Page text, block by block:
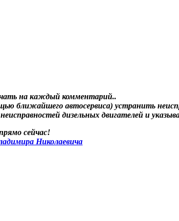
на каждый комментарий..
ближайшего автосервиса) устранить
дизельных двигателей и
сейчас!
Николаевича